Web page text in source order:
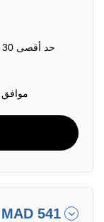
حد أقصى 30 يومًا أو كما هو موضح في التأشيرة الإلكترونية
موافق
MAD 541